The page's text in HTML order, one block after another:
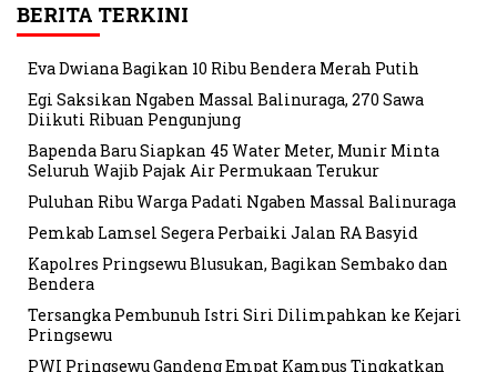
BERITA TERKINI
Eva Dwiana Bagikan 10 Ribu Bendera Merah Putih
Egi Saksikan Ngaben Massal Balinuraga, 270 Sawa
Diikuti Ribuan Pengunjung
Bapenda Baru Siapkan 45 Water Meter, Munir Minta
Seluruh Wajib Pajak Air Permukaan Terukur
Puluhan Ribu Warga Padati Ngaben Massal Balinuraga
Pemkab Lamsel Segera Perbaiki Jalan RA Basyid
Kapolres Pringsewu Blusukan, Bagikan Sembako dan
Bendera
Tersangka Pembunuh Istri Siri Dilimpahkan ke Kejari
Pringsewu
PWI Pringsewu Gandeng Empat Kampus Tingkatkan